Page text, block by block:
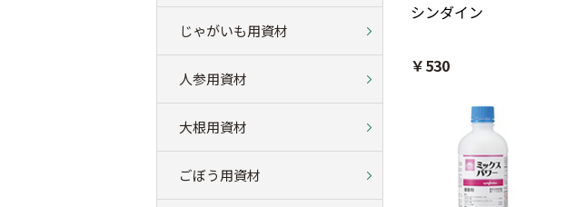
じゃがいも用資材
人参用資材
大根用資材
ごぼう用資材
シンダイン
￥530